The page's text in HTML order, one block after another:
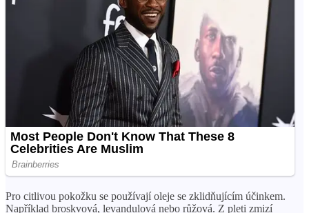
Pro citlivou pokožku se používají oleje se zklidňujícím účinkem.
Například broskvová, levandulová nebo růžová. Z pleti zmizí